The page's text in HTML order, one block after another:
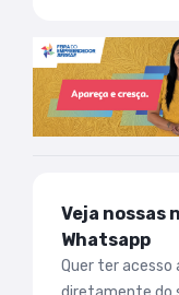
Veja nossas
Whatsapp
Quer ter acesso